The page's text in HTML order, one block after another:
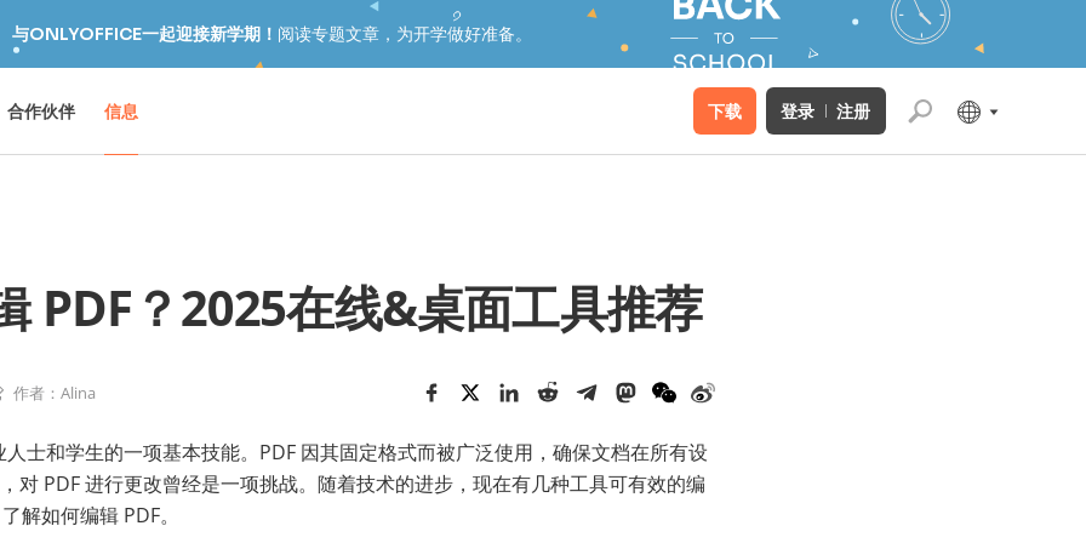
与ONLYOFFICE一起迎接新学期！ 阅读专题文章，为开学做好准备。
合作伙伴 信息 下载 登录 注册
PDF？2025在线&桌面工具推荐
作者：Alina
人士和学生的一项基本技能。PDF 因其固定格式而被广泛使用，确保文档在所有设
对 PDF 进行更改曾经是一项挑战。随着技术的进步，现在有几种工具可有效的编
解如何编辑 PDF。